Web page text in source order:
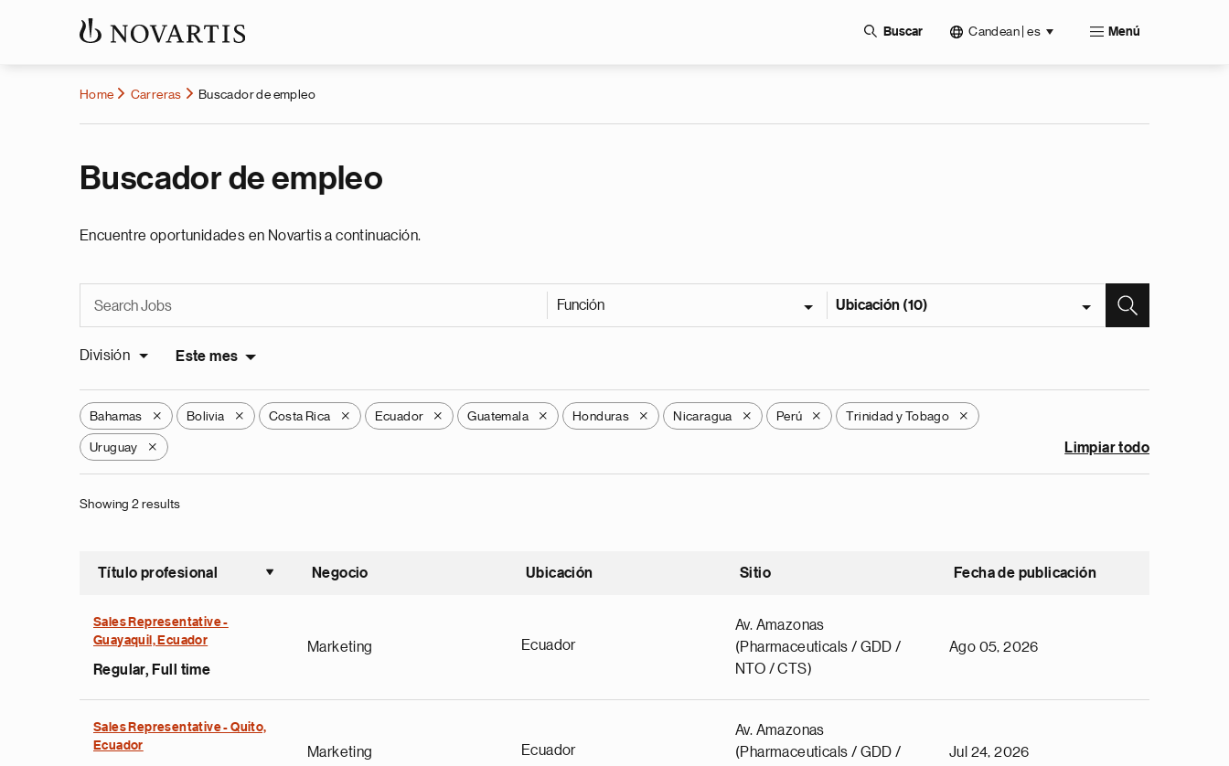
Buscar Candean | es Menú
Home Carreras Buscador de empleo
Buscador de empleo
Encuentre oportunidades en Novartis a continuación.
Función Ubicación (10)
División Este mes
Bahamas X Bolivia X Costa Rica X Ecuador X Guatemala X Honduras X Nicaragua X Perú X Trinidad y Tobago X
Uruguay X Limpiar todo
Showing 2 results
Título profesional
Ordenar ascendente
Negocio Ubicación Sitio Fecha de publicación
Sales Representative -
Guayaquil, Ecuador
Regular, Full time
Marketing Ecuador
Av. Amazonas
(Pharmaceuticals / GDD /
NTO / CTS)
Ago 05, 2026
Sales Representative - Quito,
Ecuador
Marketing Ecuador
Av. Amazonas
(Pharmaceuticals / GDD /
Jul 24, 2026